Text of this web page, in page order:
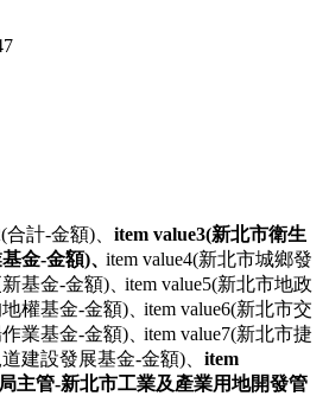
合計-金額)、 item value3(新北市衛生
金-金額)、item value4(新北市城鄉發
基金-金額)、item value5(新北市地政
權基金-金額)、item value6(新北市交
業基金-金額)、item value7(新北市捷
建設發展基金-金額)、 item
主管-新北市工業及產業用地開發管